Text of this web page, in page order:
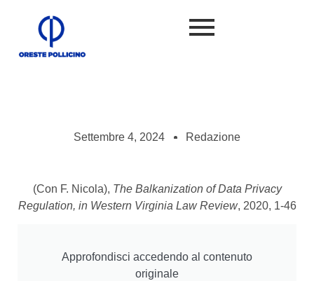
Settembre 4, 2024 Redazione
(Con F. Nicola), The Balkanization of Data Privacy
Regulation, in Western Virginia Law Review, 2020, 1-46
Approfondisci accedendo al contenuto
originale